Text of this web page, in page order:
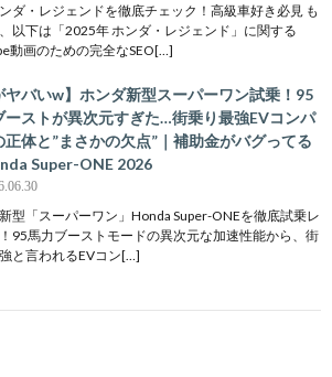
ダ・レジェンドを徹底チェック！高級車好き必見 も
以下は「2025年 ホンダ・レジェンド」に関する
動画のための完全なSEO[…]
ヤバいw】ホンダ新型スーパーワン試乗！95
ーストが異次元すぎた…街乗り最強EVコンパ
正体と”まさかの欠点”｜補助金がバグってる
Super-ONE 2026
型「スーパーワン」Honda Super-ONEを徹底試乗レ
95馬力ブーストモードの異次元な加速性能から、街
と言われるEVコン[…]